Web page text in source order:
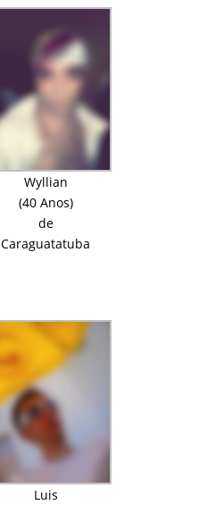
Wyllian
(40 Anos)
de
Caraguatatuba
Luis